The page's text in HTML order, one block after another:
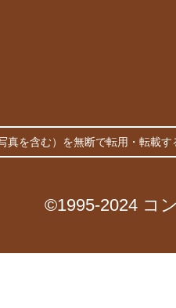
真を含む）を無断で転用・転載
©1995-2024 コ